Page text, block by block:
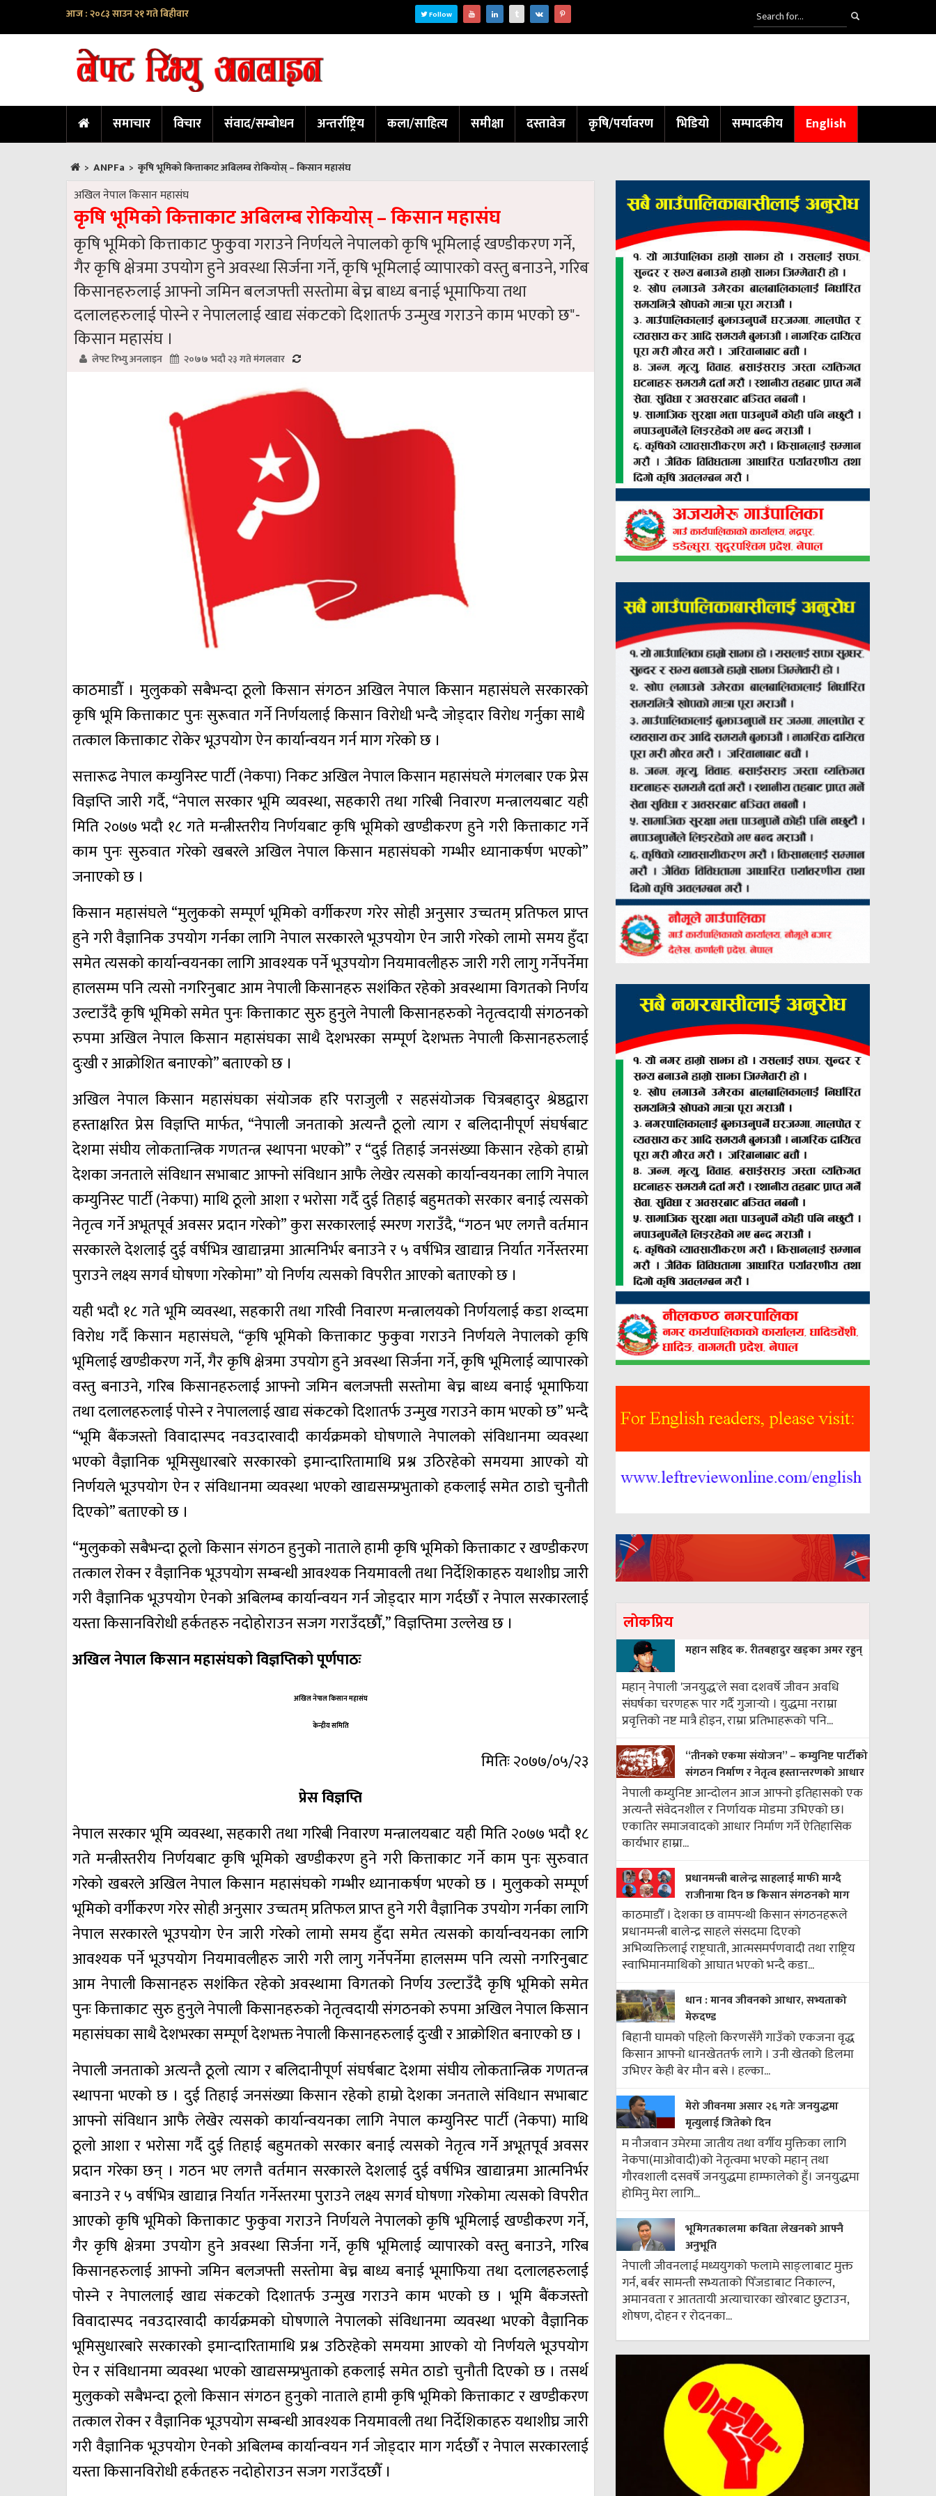
आज : २०८३ साउन २१ गते बिहीवार Follow
समाचार विचार संवाद/सम्बोधन अन्तर्राष्ट्रिय कला/साहित्य समीक्षा दस्तावेज कृषि/पर्यावरण भिडियो सम्पादकीय English
> ANPFa > कृषि भूमिको कित्ताकाट अबिलम्ब रोकियोस् – किसान महासंघ
अखिल नेपाल किसान महासंघ
कृषि भूमिको कित्ताकाट अबिलम्ब रोकियोस् – किसान महासंघ
कृषि भूमिको कित्ताकाट फुकुवा गराउने निर्णयले नेपालको कृषि भूमिलाई खण्डीकरण गर्ने,
गैर कृषि क्षेत्रमा उपयोग हुने अवस्था सिर्जना गर्ने, कृषि भूमिलाई व्यापारको वस्तु बनाउने, गरिब
किसानहरुलाई आफ्नो जमिन बलजफ्ती सस्तोमा बेच्न बाध्य बनाई भूमाफिया तथा
दलालहरुलाई पोस्ने र नेपाललाई खाद्य संकटको दिशातर्फ उन्मुख गराउने काम भएको छ"-
किसान महासंघ ।
लेफ्ट रिभ्यु अनलाइन २०७७ भदौ २३ गते मंगलवार
काठमाडौँ । मुलुकको सबैभन्दा ठूलो किसान संगठन अखिल नेपाल किसान महासंघले सरकारको
कृषि भूमि कित्ताकाट पुनः सुरूवात गर्ने निर्णयलाई किसान विरोधी भन्दै जोड्दार विरोध गर्नुका साथै
तत्काल कित्ताकाट रोकेर भूउपयोग ऐन कार्यान्वयन गर्न माग गरेको छ ।
सत्तारूढ नेपाल कम्युनिस्ट पार्टी (नेकपा) निकट अखिल नेपाल किसान महासंघले मंगलबार एक प्रेस
विज्ञप्ति जारी गर्दै, “नेपाल सरकार भूमि व्यवस्था, सहकारी तथा गरिबी निवारण मन्त्रालयबाट यही
मिति २०७७ भदौ १८ गते मन्त्रीस्तरीय निर्णयबाट कृषि भूमिको खण्डीकरण हुने गरी कित्ताकाट गर्ने
काम पुनः सुरुवात गरेको खबरले अखिल नेपाल किसान महासंघको गम्भीर ध्यानाकर्षण भएको”
जनाएको छ ।
किसान महासंघले “मुलुकको सम्पूर्ण भूमिको वर्गीकरण गरेर सोही अनुसार उच्चतम् प्रतिफल प्राप्त
हुने गरी वैज्ञानिक उपयोग गर्नका लागि नेपाल सरकारले भूउपयोग ऐन जारी गरेको लामो समय हुँदा
समेत त्यसको कार्यान्वयनका लागि आवश्यक पर्ने भूउपयोग नियमावलीहरु जारी गरी लागु गर्नेपर्नेमा
हालसम्म पनि त्यसो नगरिनुबाट आम नेपाली किसानहरु सशंकित रहेको अवस्थामा विगतको निर्णय
उल्टाउँदै कृषि भूमिको समेत पुनः कित्ताकाट सुरु हुनुले नेपाली किसानहरुको नेतृत्वदायी संगठनको
रुपमा अखिल नेपाल किसान महासंघका साथै देशभरका सम्पूर्ण देशभक्त नेपाली किसानहरुलाई
दुःखी र आक्रोशित बनाएको” बताएको छ ।
अखिल नेपाल किसान महासंघका संयोजक हरि पराजुली र सहसंयोजक चित्रबहादुर श्रेष्ठद्वारा
हस्ताक्षरित प्रेस विज्ञप्ति मार्फत, “नेपाली जनताको अत्यन्तै ठूलो त्याग र बलिदानीपूर्ण संघर्षबाट
देशमा संघीय लोकतान्त्रिक गणतन्त्र स्थापना भएको” र “दुई तिहाई जनसंख्या किसान रहेको हाम्रो
देशका जनताले संविधान सभाबाट आफ्नो संविधान आफै लेखेर त्यसको कार्यान्वयनका लागि नेपाल
कम्युनिस्ट पार्टी (नेकपा) माथि ठूलो आशा र भरोसा गर्दै दुई तिहाई बहुमतको सरकार बनाई त्यसको
नेतृत्व गर्ने अभूतपूर्व अवसर प्रदान गरेको” कुरा सरकारलाई स्मरण गराउँदै, “गठन भए लगत्तै वर्तमान
सरकारले देशलाई दुई वर्षभित्र खाद्यान्नमा आत्मनिर्भर बनाउने र ५ वर्षभित्र खाद्यान्न निर्यात गर्नेस्तरमा
पुराउने लक्ष्य सगर्व घोषणा गरेकोमा” यो निर्णय त्यसको विपरीत आएको बताएको छ ।
यही भदौ १८ गते भूमि व्यवस्था, सहकारी तथा गरिवी निवारण मन्त्रालयको निर्णयलाई कडा शव्दमा
विरोध गर्दै किसान महासंघले, “कृषि भूमिको कित्ताकाट फुकुवा गराउने निर्णयले नेपालको कृषि
भूमिलाई खण्डीकरण गर्ने, गैर कृषि क्षेत्रमा उपयोग हुने अवस्था सिर्जना गर्ने, कृषि भूमिलाई व्यापारको
वस्तु बनाउने, गरिब किसानहरुलाई आफ्नो जमिन बलजफ्ती सस्तोमा बेच्न बाध्य बनाई भूमाफिया
तथा दलालहरुलाई पोस्ने र नेपाललाई खाद्य संकटको दिशातर्फ उन्मुख गराउने काम भएको छ” भन्दै
“भूमि बैंकजस्तो विवादास्पद नवउदारवादी कार्यक्रमको घोषणाले नेपालको संविधानमा व्यवस्था
भएको वैज्ञानिक भूमिसुधारबारे सरकारको इमान्दारितामाथि प्रश्न उठिरहेको समयमा आएको यो
निर्णयले भूउपयोग ऐन र संविधानमा व्यवस्था भएको खाद्यसम्प्रभुताको हकलाई समेत ठाडो चुनौती
दिएको” बताएको छ ।
“मुलुकको सबैभन्दा ठूलो किसान संगठन हुनुको नाताले हामी कृषि भूमिको कित्ताकाट र खण्डीकरण
तत्काल रोक्न र वैज्ञानिक भूउपयोग सम्बन्धी आवश्यक नियमावली तथा निर्देशिकाहरु यथाशीघ्र जारी
गरी वैज्ञानिक भूउपयोग ऐनको अबिलम्ब कार्यान्वयन गर्न जोड्दार माग गर्दछौँ र नेपाल सरकारलाई
यस्ता किसानविरोधी हर्कतहरु नदोहोराउन सजग गराउँदछौँ,” विज्ञप्तिमा उल्लेख छ ।
अखिल नेपाल किसान महासंघको विज्ञप्तिको पूर्णपाठः
अखिल नेपाल किसान महासंघ
केन्द्रीय समिति
मितिः २०७७/०५/२३
प्रेस विज्ञप्ति
नेपाल सरकार भूमि व्यवस्था, सहकारी तथा गरिबी निवारण मन्त्रालयबाट यही मिति २०७७ भदौ १८
गते मन्त्रीस्तरीय निर्णयबाट कृषि भूमिको खण्डीकरण हुने गरी कित्ताकाट गर्ने काम पुनः सुरुवात
गरेको खबरले अखिल नेपाल किसान महासंघको गम्भीर ध्यानाकर्षण भएको छ । मुलुकको सम्पूर्ण
भूमिको वर्गीकरण गरेर सोही अनुसार उच्चतम् प्रतिफल प्राप्त हुने गरी वैज्ञानिक उपयोग गर्नका लागि
नेपाल सरकारले भूउपयोग ऐन जारी गरेको लामो समय हुँदा समेत त्यसको कार्यान्वयनका लागि
आवश्यक पर्ने भूउपयोग नियमावलीहरु जारी गरी लागु गर्नेपर्नेमा हालसम्म पनि त्यसो नगरिनुबाट
आम नेपाली किसानहरु सशंकित रहेको अवस्थामा विगतको निर्णय उल्टाउँदै कृषि भूमिको समेत
पुनः कित्ताकाट सुरु हुनुले नेपाली किसानहरुको नेतृत्वदायी संगठनको रुपमा अखिल नेपाल किसान
महासंघका साथै देशभरका सम्पूर्ण देशभक्त नेपाली किसानहरुलाई दुःखी र आक्रोशित बनाएको छ ।
नेपाली जनताको अत्यन्तै ठूलो त्याग र बलिदानीपूर्ण संघर्षबाट देशमा संघीय लोकतान्त्रिक गणतन्त्र
स्थापना भएको छ । दुई तिहाई जनसंख्या किसान रहेको हाम्रो देशका जनताले संविधान सभाबाट
आफ्नो संविधान आफै लेखेर त्यसको कार्यान्वयनका लागि नेपाल कम्युनिस्ट पार्टी (नेकपा) माथि
ठूलो आशा र भरोसा गर्दै दुई तिहाई बहुमतको सरकार बनाई त्यसको नेतृत्व गर्ने अभूतपूर्व अवसर
प्रदान गरेका छन् । गठन भए लगत्तै वर्तमान सरकारले देशलाई दुई वर्षभित्र खाद्यान्नमा आत्मनिर्भर
बनाउने र ५ वर्षभित्र खाद्यान्न निर्यात गर्नेस्तरमा पुराउने लक्ष्य सगर्व घोषणा गरेकोमा त्यसको विपरीत
आएको कृषि भूमिको कित्ताकाट फुकुवा गराउने निर्णयले नेपालको कृषि भूमिलाई खण्डीकरण गर्ने,
गैर कृषि क्षेत्रमा उपयोग हुने अवस्था सिर्जना गर्ने, कृषि भूमिलाई व्यापारको वस्तु बनाउने, गरिब
किसानहरुलाई आफ्नो जमिन बलजफ्ती सस्तोमा बेच्न बाध्य बनाई भूमाफिया तथा दलालहरुलाई
पोस्ने र नेपाललाई खाद्य संकटको दिशातर्फ उन्मुख गराउने काम भएको छ । भूमि बैंकजस्तो
विवादास्पद नवउदारवादी कार्यक्रमको घोषणाले नेपालको संविधानमा व्यवस्था भएको वैज्ञानिक
भूमिसुधारबारे सरकारको इमान्दारितामाथि प्रश्न उठिरहेको समयमा आएको यो निर्णयले भूउपयोग
ऐन र संविधानमा व्यवस्था भएको खाद्यसम्प्रभुताको हकलाई समेत ठाडो चुनौती दिएको छ । तसर्थ
मुलुकको सबैभन्दा ठूलो किसान संगठन हुनुको नाताले हामी कृषि भूमिको कित्ताकाट र खण्डीकरण
तत्काल रोक्न र वैज्ञानिक भूउपयोग सम्बन्धी आवश्यक नियमावली तथा निर्देशिकाहरु यथाशीघ्र जारी
गरी वैज्ञानिक भूउपयोग ऐनको अबिलम्ब कार्यान्वयन गर्न जोड्दार माग गर्दछौँ र नेपाल सरकारलाई
यस्ता किसानविरोधी हर्कतहरु नदोहोराउन सजग गराउँदछौँ ।
लाेकप्रिय
महान सहिद क. रीतबहादुर खड्‌का अमर रहुन्
महान् नेपाली 'जनयुद्ध'ले सवा दशवर्षे जीवन अवधि
संघर्षका चरणहरू पार गर्दै गुजार्‍यो । युद्धमा नराम्रा
प्रवृत्तिको नष्ट मात्रै होइन, राम्रा प्रतिभाहरूको पनि...
“तीनको एकमा संयोजन” – कम्युनिष्ट पार्टीको
संगठन निर्माण र नेतृत्व हस्तान्तरणको आधार
नेपाली कम्युनिष्ट आन्दोलन आज आफ्नो इतिहासको एक
अत्यन्तै संवेदनशील र निर्णायक मोडमा उभिएको छ।
एकातिर समाजवादको आधार निर्माण गर्ने ऐतिहासिक
कार्यभार हाम्रा...
प्रधानमन्त्री बालेन्द्र साहलाई माफी माग्दै
राजीनामा दिन छ किसान संगठनको माग
काठमाडौँ । देशका छ वामपन्थी किसान संगठनहरूले
प्रधानमन्त्री बालेन्द्र साहले संसदमा दिएको
अभिव्यक्तिलाई राष्ट्रघाती, आत्मसमर्पणवादी तथा राष्ट्रिय
स्वाभिमानमाथिको आघात भएको भन्दै कडा...
धान : मानव जीवनको आधार, सभ्यताको
मेरुदण्ड
बिहानी घामको पहिलो किरणसँगै गाउँको एकजना वृद्ध
किसान आफ्नो धानखेततर्फ लागे । उनी खेतको डिलमा
उभिएर केही बेर मौन बसे । हल्का...
मेरो जीवनमा असार २६ गतेः जनयुद्धमा
मृत्युलाई जितेको दिन
म नौजवान उमेरमा जातीय तथा वर्गीय मुक्तिका लागि
नेकपा(माओवादी)को नेतृत्वमा भएको महान् तथा
गौरवशाली दसवर्षे जनयुद्धमा हाम्फालेको हुँ। जनयुद्धमा
होमिनु मेरा लागि...
भूमिगतकालमा कविता लेखनको आफ्नै
अनुभूति
नेपाली जीवनलाई मध्ययुगको फलामे साङ्लाबाट मुक्त
गर्न, बर्बर सामन्ती सभ्यताको पिँजडाबाट निकाल्न,
अमानवता र आततायी अत्याचारका खोरबाट छुटाउन,
शोषण, दोहन र रोदनका...